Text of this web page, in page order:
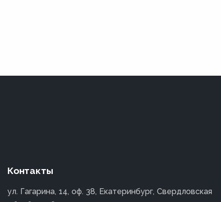
Контакты
ул. Гагарина, 14, оф. 38, Екатеринбург, Свердловская